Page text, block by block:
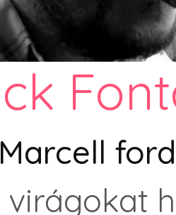
virágokat